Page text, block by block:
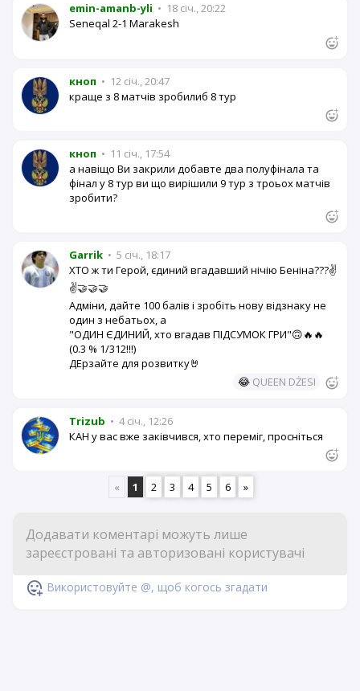
emin-amanb-yli • 18 січ., 20:22
Seneqal 2-1 Marakesh
кноп • 12 січ., 20:47
краще з 8 матчів зробилиб 8 тур
кноп • 11 січ., 17:54
а навіщо Ви закрили добавте два полуфінала та
фінал у 8 тур ви що вирішили 9 тур з троьох матчів
зробити?
Garrik • 5 січ., 18:17
ХТО ж ти Герой, єдиний вгадавший нічію Беніна???✌️
✌️🤝🤝🤝
Адміни, дайте 100 балів і зробіть нову відзнаку не
один з небатьох, а
"ОДИН ЄДИНИЙ, хто вгадав ПІДСУМОК ГРИ"🙃🔥🔥
(0.3 % 1/312!!!)
ДЕрзайте для розвитку🤘
😂 QUEEN DŻESI
Trizub • 4 січ., 12:26
КАН у вас вже заківчився, хто переміг, просніться
« 1 2 3 4 5 6 »
Використовуйте @, щоб когось згадати